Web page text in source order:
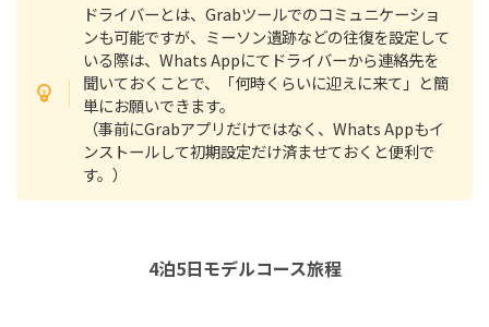
ドライバーとは、Grabツールでのコミュニケーショ
ンも可能ですが、ミーソン遺跡などの往復を設定して
いる際は、Whats Appにてドライバーから連絡先を
聞いておくことで、「何時くらいに迎えに来て」と簡
単にお願いできます。
（事前にGrabアプリだけではなく、Whats Appもイ
ンストールして初期設定だけ済ませておくと便利で
す。）
4泊5日モデルコース旅程